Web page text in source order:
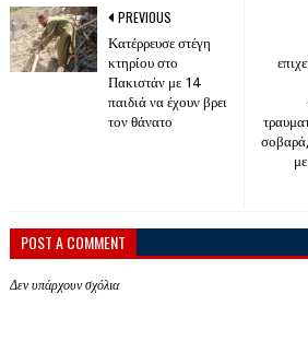
PREVIOUS
Κατέρρευσε στέγη
κτηρίου στο
Πακιστάν με 14
παιδιά να έχουν βρει
τον θάνατο
POST A COMMENT
Δεν υπάρχουν σχόλια